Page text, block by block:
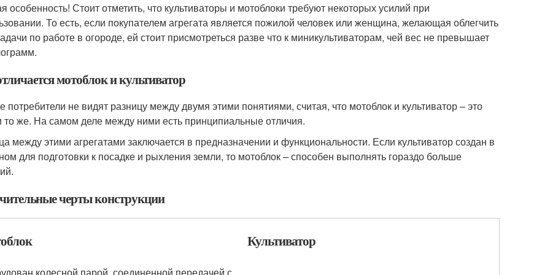
особенность! Стоит отметить, что культиваторы и мотоблоки требуют некоторых усилий при
То есть, если покупателем агрегата является пожилой человек или женщина, желающая облегчить
по работе в огороде, ей стоит присмотреться разве что к миникультиваторам, чей вес не превышает
мотоблок и культиватор
потребители не видят разницу между двумя этими понятиями, считая, что мотоблок и культиватор – это
то же. На самом деле между ними есть принципиальные отличия.
между этими агрегатами заключается в предназначении и функциональности. Если культиватор создан в
для подготовки к посадке и рыхления земли, то мотоблок – способен выполнять гораздо больше
черты конструкции
Культиватор